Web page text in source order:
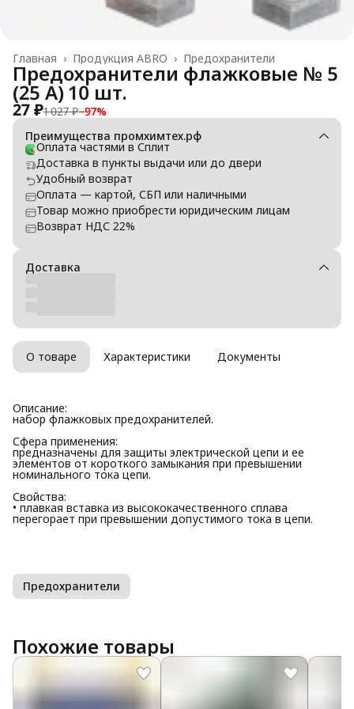
Предохранители
Продукция ABRO ›
Главная ›
Предохранители флажковые № 5
(25 А) 10 шт.
27 ₽1 027 ₽−97%
Преимущества промхимтех.рф
Оплата частями в Сплит
Доставка в пункты выдачи или до двери
Удобный возврат
Оплата — картой, СБП или наличными
Товар можно приобрести юридическим лицам
Возврат НДС 22%
Доставка
О товаре Характеристики Документы
Описание:
набор флажковых предохранителей.
Сфера применения:
предназначены для защиты электрической цепи и ее
элементов от короткого замыкания при превышении
номинального тока цепи.
Свойства:
• плавкая вставка из высококачественного сплава
перегорает при превышении допустимого тока в цепи.
Предохранители
Похожие товары